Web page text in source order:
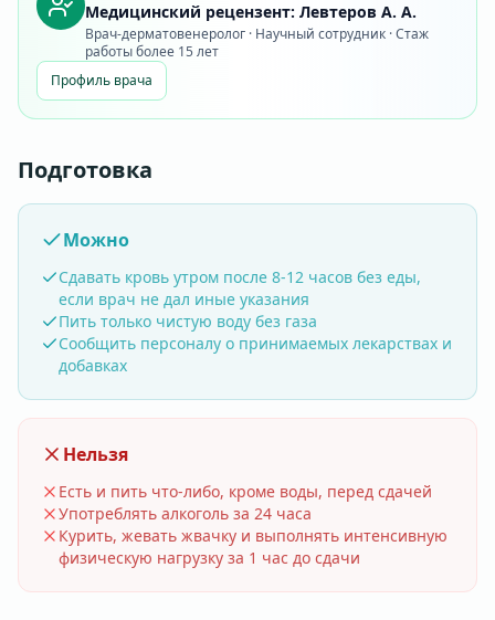
Медицинский рецензент: Левтеров А. А.
Врач-дерматовенеролог · Научный сотрудник · Стаж
работы более 15 лет
Профиль врача
Подготовка
Можно
Сдавать кровь утром после 8-12 часов без еды,
если врач не дал иные указания
Пить только чистую воду без газа
Сообщить персоналу о принимаемых лекарствах и
добавках
Нельзя
Есть и пить что-либо, кроме воды, перед сдачей
Употреблять алкоголь за 24 часа
Курить, жевать жвачку и выполнять интенсивную
физическую нагрузку за 1 час до сдачи